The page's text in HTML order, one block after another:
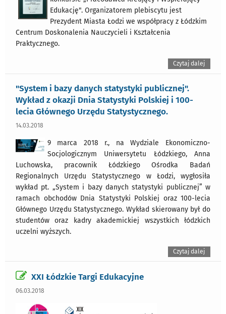
Edukację". Organizatorem plebiscytu jest
Prezydent Miasta Łodzi we współpracy z Łódzkim
Centrum Doskonalenia Nauczycieli i Kształcenia
Praktycznego.
Czytaj dalej
"System i bazy danych statystyki publicznej".
Wykład z okazji Dnia Statystyki Polskiej i 100-
lecia Głównego Urzędu Statystycznego.
14.03.2018
9 marca 2018 r., na Wydziale Ekonomiczno-
Socjologicznym Uniwersytetu Łódzkiego, Anna
Luchowska, pracownik Łódzkiego Ośrodka Badań
Regionalnych Urzędu Statystycznego w Łodzi, wygłosiła
wykład pt. „System i bazy danych statystyki publicznej” w
ramach obchodów Dnia Statystyki Polskiej oraz 100-lecia
Głównego Urzędu Statystycznego. Wykład skierowany był do
studentów oraz kadry akademickiej wszystkich łódzkich
uczelni wyższych.
Czytaj dalej
XXI Łódzkie Targi Edukacyjne
06.03.2018